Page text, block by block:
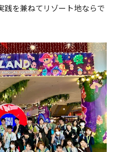
践を兼ねてリゾート地ならで